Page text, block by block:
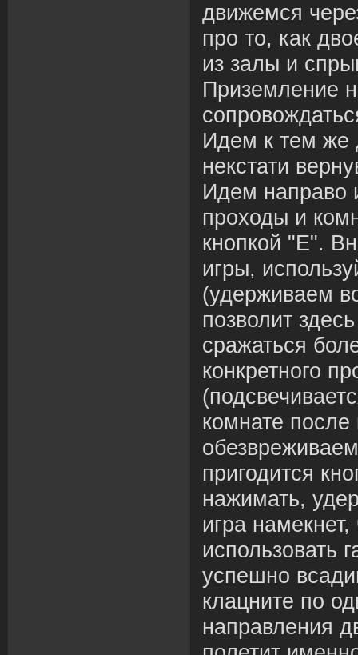
движемся
про то, как
из залы и
Приземление
Идем к тем же
некстати
Идем направо
проходы и
кнопкой "Е".
игры,
(удерживаем
позволит
сражаться
конкретного
комнате после
пригодится
нажимать,
игра
использовать
успешно
клацните по
направления